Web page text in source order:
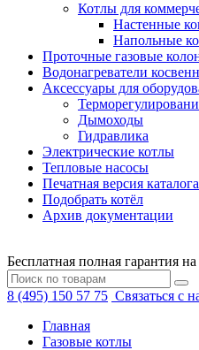
Котлы для
Настенные
Напольные
Проточные газовые
Водонагреватели
Аксессуары для
Дымоходы
Гидравлика
Электрические котлы
Тепловые насосы
Печатная версия
Подобрать котёл
Архив документации
Бесплатная полная гарантия
8 (495) 150 57 75 Связаться с
Главная
Газовые котлы